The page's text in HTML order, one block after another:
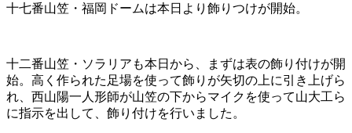
十七番山笠・福岡ドームは本日より飾りつけが開始。
十二番山笠・ソラリアも本日から、まずは表の飾り付けが開
始。高く作られた足場を使って飾りが矢切の上に引き上げら
れ、西山陽一人形師が山笠の下からマイクを使って山大工ら
に指示を出して、飾り付けを行いました。